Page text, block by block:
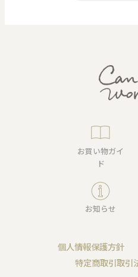
お買い物ガイ
ド
お知らせ
個人情報保護方針
特定商取引取引